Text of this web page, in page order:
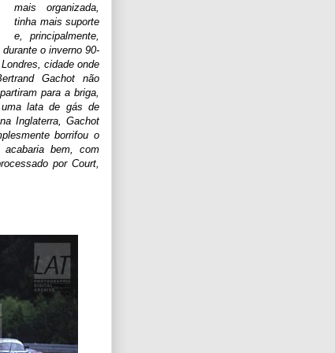
mais organizada,
tinha mais suporte
e, principalmente,
o inverno 90-
cidade onde
Gachot não
para a briga,
lata de gás de
Inglaterra, Gachot
borrifou o
bem, com
por Court,